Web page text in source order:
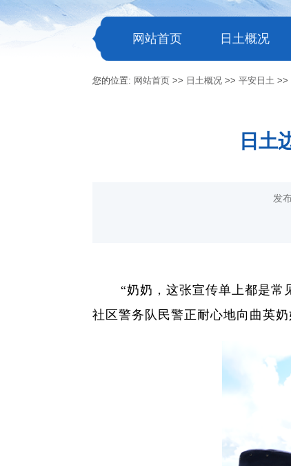
网站首页 日土概况
您的位置: 网站首页 >> 日土概况 >>平安日土 >>
日土
发
“奶奶，这张宣传单上都是
社区警务队民警正耐心地向曲英奶